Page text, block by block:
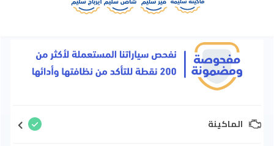
الماكينة